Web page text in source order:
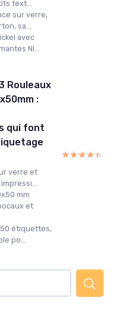
text...
sur verre,
sa...
avec
NI...
Rouleaux
:
qui font
verre et
mm
et
étiquettes,
po...
★★★★★
★★★★★